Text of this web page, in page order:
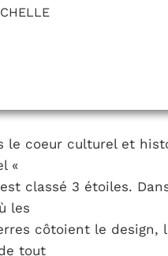
le coeur culturel et
«
classé 3 étoiles.
les
côtoient le design,
tout